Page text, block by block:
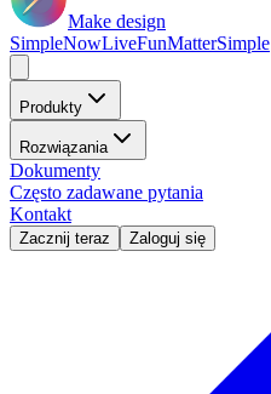
Make design
SimpleNowLiveFunMatterSimple
Produkty
Rozwiązania
Dokumenty
Często zadawane pytania
Kontakt
Zacznij teraz Zaloguj się